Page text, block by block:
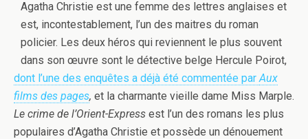
Agatha Christie est une femme des lettres anglaises et
est, incontestablement, l’un des maitres du roman
policier. Les deux héros qui reviennent le plus souvent
dans son œuvre sont le détective belge Hercule Poirot,
dont l’une des enquêtes a déjà été commentée parAux
films des pages, et la charmante vieille dame Miss Marple.
Le crime de l’Orient-Express est l’un des romans les plus
populaires d’Agatha Christie et possède un dénouement